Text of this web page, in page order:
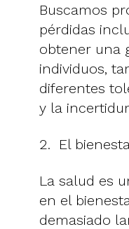
Buscamos
pérdidas
obtener una
individuos,
diferentes
y la
2. El
La salud es
en el
demasiado